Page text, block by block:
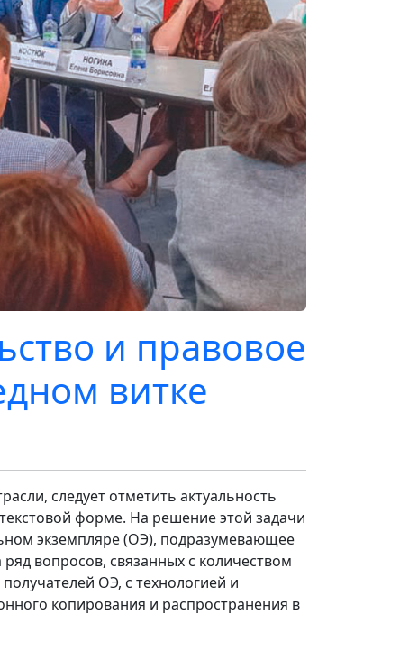
и правовое
витке
следует отметить актуальность
форме. На решение этой задачи
экземпляре (ОЭ), подразумевающее
вопросов, связанных с количеством
ОЭ, с технологией и
копирования и распространения в